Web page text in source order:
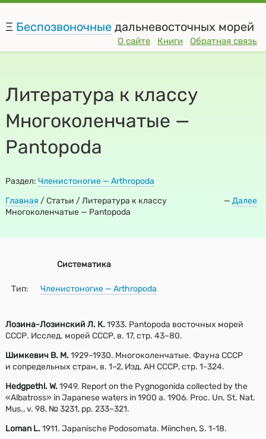
Ξ Беспозвоночныедальневосточных морей
О сайте Книги Обратная связь
Литература к классу
Многоколенчатые —
Pantopoda
Раздел: Членистоногие — Arthropoda
Главная / —Далее
Статьи / Литература к классу
Многоколенчатые — Pantopoda
Систематика
Тип: Членистоногие — Arthropoda
Лозина-Лозинский Л. К.1933. Pantopoda восточных морей
СССР. Исслед. морей СССР, в. 17, стр. 43–80.
Шимкевич В. М.1929–1930. Многоколенчатые. Фауна СССР
и сопредельных стран, в. 1–2, Изд. АН СССР, стр. 1-324.
Hedgpethl. W.1949. Report on the Pygnogonida collected by the
«Albatross» in Japanese waters in 1900 a. 1906. Proc. Un. St. Nat.
Mus., v. 98, № 3231, pp. 233–321.
Loman L.1911. Japanische Podosomata. Miinchen, S. 1-18.